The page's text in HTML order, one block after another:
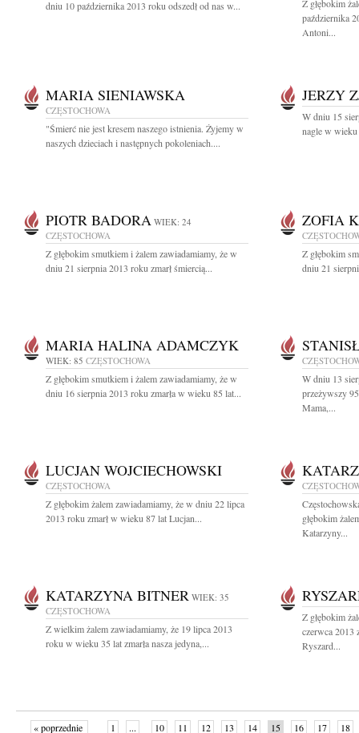
dniu 10 października 2013 roku odszedł od nas w...
Z głębokim
października
Antoni...
MARIA SIENIAWSKA
CZĘSTOCHOWA
"Śmierć nie jest kresem naszego istnienia. Żyjemy w
naszych dzieciach i następnych pokoleniach....
JERZY
W dniu 15
nagle w
PIOTR BADORA WIEK: 24
CZĘSTOCHOWA
Z głębokim smutkiem i żalem zawiadamiamy, że w
dniu 21 sierpnia 2013 roku zmarł śmiercią...
ZOFIA
Z głębokim
dniu 21
MARIA HALINA ADAMCZYK
WIEK: 85 CZĘSTOCHOWA
Z głębokim smutkiem i żalem zawiadamiamy, że w
dniu 16 sierpnia 2013 roku zmarła w wieku 85 lat...
W dniu 13
przeżywszy
Mama,...
LUCJAN WOJCIECHOWSKI
CZĘSTOCHOWA
Z głębokim żalem zawiadamiamy, że w dniu 22 lipca
2013 roku zmarł w wieku 87 lat Lucjan...
głębokim
Katarzyny...
KATARZYNA BITNER WIEK: 35
CZĘSTOCHOWA
Z wielkim żalem zawiadamiamy, że 19 lipca 2013
roku w wieku 35 lat zmarła nasza jedyna,...
Z głębokim
czerwca 2013
Ryszard...
« poprzednie 1 ... 10 11 12 13 14 15 16 17 18